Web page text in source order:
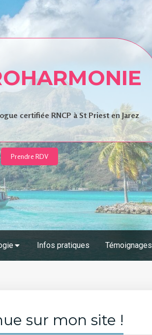
Infos pratiques Témoignages
certifiée RNCP à St Priest en Jarez
Prendre RDV
sur mon site !